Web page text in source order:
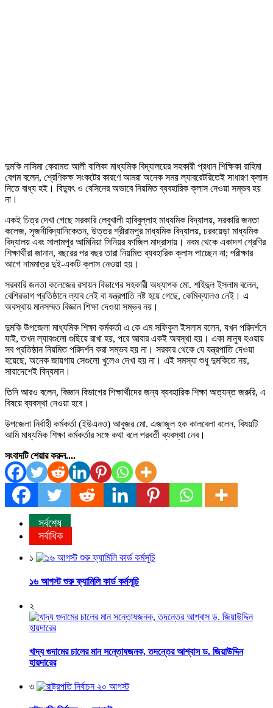
দুমকি নাসিমা কেরামত আলী বালিকা মাধ্যমিক বিদ্যালয়ের সহকারী প্রধান শিক্ষিকা রাহিমা
বেগম বলেন, শ্রেণিকক্ষ সংকটের কারণে আমরা অনেক সময় ল্যাবরেটরিতেই সাধারণ ক্লাস
নিতে বাধ্য হই। বিদ্যুৎ ও বেসিনের অভাবে নিয়মিত ব্যবহারিক ক্লাস নেওয়া সম্ভব হয়
না।
একই চিত্র দেখা গেছে সরকারি লেবুখালী হাবিবুল্লাহ মাধ্যমিক বিদ্যালয়, সরকারি জনতা
কলেজ, সৃজনীবিদ্যানিকেতন, উত্তর শ্রীরামপুর মাধ্যমিক বিদ্যালয়, চরবয়েড়া মাধ্যমিক
বিদ্যালয় এবং সালামপুর আমিনিয়া সিনিয়র ফাজিল মাদ্রাসায়। নবম থেকে একাদশ শ্রেণির
শিক্ষার্থীরা জানান, বছরের পর বছর তারা নিয়মিত ব্যবহারিক ক্লাস পাচ্ছেন না; পরীক্ষার
আগে নামমাত্র দুই-একটি ক্লাস নেওয়া হয়।
সরকারি জনতা কলেজের রসায়ন বিভাগের সহকারী অধ্যাপক মো. শহিদুল ইসলাম বলেন,
বেশিরভাগ প্রতিষ্ঠানে ল্যাব নেই বা যন্ত্রপাতি নষ্ট হয়ে গেছে, কেমিক্যালও নেই। এ
অবস্থায় মানসম্মত বিজ্ঞান শিক্ষা দেওয়া সম্ভব নয়।
দুমকি উপজেলা মাধ্যমিক শিক্ষা কর্মকর্তা এ কে এম সফিকুল ইসলাম বলেন, যখন পরিদর্শনে
যাই, তখন ল্যাবগুলো গুছিয়ে রাখা হয়, পরে আবার একই অবস্থা হয়। একা মানুষ হওয়ায়
সব প্রতিষ্ঠান নিয়মিত পরিদর্শন করা সম্ভব হয় না। সরকার থেকে যে যন্ত্রপাতি দেওয়া
হয়েছে, অনেক জায়গায় সেগুলো খুলেও দেখা হয় না। এই সমস্যা শুধু দুমকিতে নয়,
সারাদেশেই বিদ্যমান।
তিনি আরও বলেন, বিজ্ঞান বিভাগের শিক্ষার্থীদের জন্য ব্যবহারিক শিক্ষা অত্যন্ত জরুরি, এ
বিষয়ে ব্যবস্থা নেওয়া হবে।
উপজেলা নির্বাহী কর্মকর্তা (ইউএনও) আবুজর মো. এজাজুল হক কালবেলা বলেন, বিষয়টি
আমি মাধ্যমিক শিক্ষা কর্মকর্তার সঙ্গে কথা বলে পরবর্তী ব্যবস্থা নেব।
সংবাদটি শেয়ার করুন....
সর্বশেষ
সর্বাধিক
১
১৬ আগস্ট শুরু ফ্যামিলি কার্ড কর্মসূচি
২
খাদ্য গুদামের চালের মান সন্তোষজনক, তদন্তের আশ্বাস ড. জিয়াউদ্দিন
হায়দারের
৩